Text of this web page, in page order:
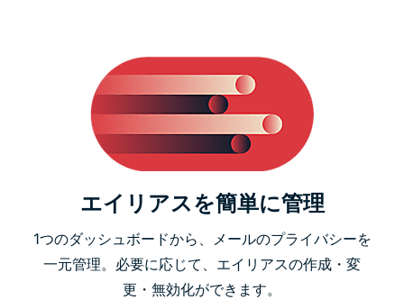
エイリアスを簡単に管理
1つのダッシュボードから、メールのプライバシーを
一元管理。必要に応じて、エイリアスの作成・変
更・無効化ができます。